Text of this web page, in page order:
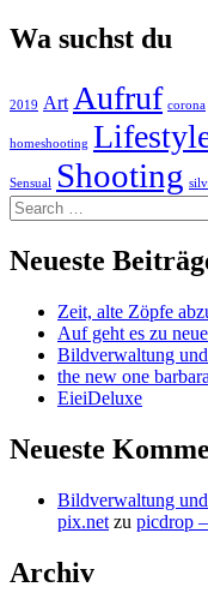
Wa suchst du
2019 Art Aufruf corona
homeshooting
Sensual Shooting
Search
…
Neueste
Zeit, alte Zöpfe
Auf geht es zu
Bildverwaltung
the new one barbara
EieiDeluxe
Neueste
Bildverwaltung
pix.net zu picdrop
Archiv